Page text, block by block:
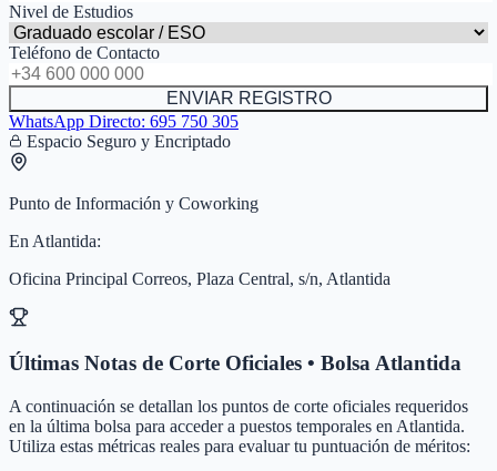
Nivel de Estudios
Teléfono de Contacto
ENVIAR REGISTRO
WhatsApp Directo: 695 750 305
Espacio Seguro y Encriptado
Punto de Información y Coworking
En Atlantida:
Oficina Principal Correos, Plaza Central, s/n, Atlantida
Últimas Notas de Corte Oficiales • BolsaAtlantida
A continuación se detallan los puntos de corte oficiales requeridos
en la última bolsa para acceder a puestos temporales en Atlantida.
Utiliza estas métricas reales para evaluar tu puntuación de méritos: